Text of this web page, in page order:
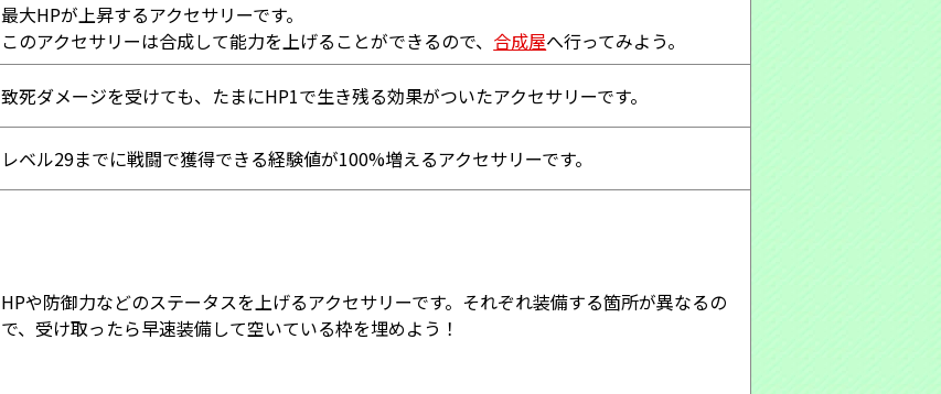
最大HPが上昇するアクセサリーです。
このアクセサリーは合成して能力を上げることができるので、 合成屋へ行ってみよう。
致死ダメージを受けても、たまにHP1で生き残る効果がついたアクセサリーです。
レベル29までに戦闘で獲得できる経験値が100%増えるアクセサリーです。
HPや防御力などのステータスを上げるアクセサリーです。それぞれ装備する箇所が異なるの
で、受け取ったら早速装備して空いている枠を埋めよう！